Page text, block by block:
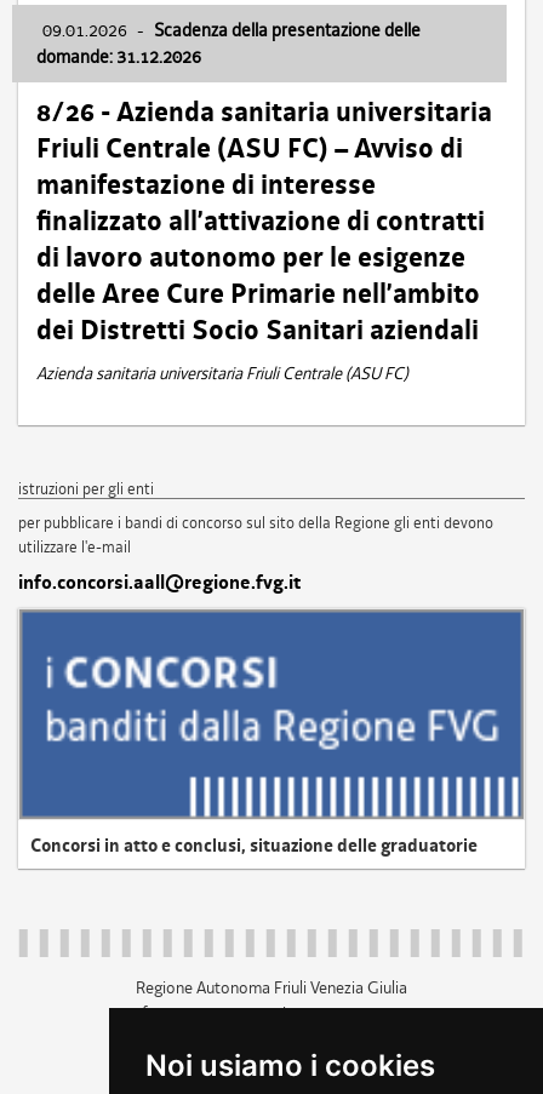
Noi usiamo i cookies
09.01.2026 - Scadenza della presentazione delle
domande: 31.12.2026
8/26 - Azienda sanitaria universitaria
Friuli Centrale (ASU FC) – Avviso di
manifestazione di interesse
finalizzato all’attivazione di contratti
di lavoro autonomo per le esigenze
delle Aree Cure Primarie nell’ambito
dei Distretti Socio Sanitari aziendali
Azienda sanitaria universitaria Friuli Centrale (ASU FC)
istruzioni per gli enti
per pubblicare i bandi di concorso sul sito della Regione gli enti devono
utilizzare l'e-mail
info.concorsi.aall@regione.fvg.it
Concorsi in atto e conclusi, situazione delle graduatorie
Regione Autonoma Friuli Venezia Giulia
c.f. 80014930327; p.iva 00526040324
+39 040 3771111